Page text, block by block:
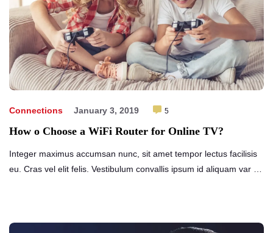
Connections January 3, 2019 5
How o Choose a WiFi Router for Online TV?
Integer maximus accumsan nunc, sit amet tempor lectus facilisis
eu. Cras vel elit felis. Vestibulum convallis ipsum id aliquam var …